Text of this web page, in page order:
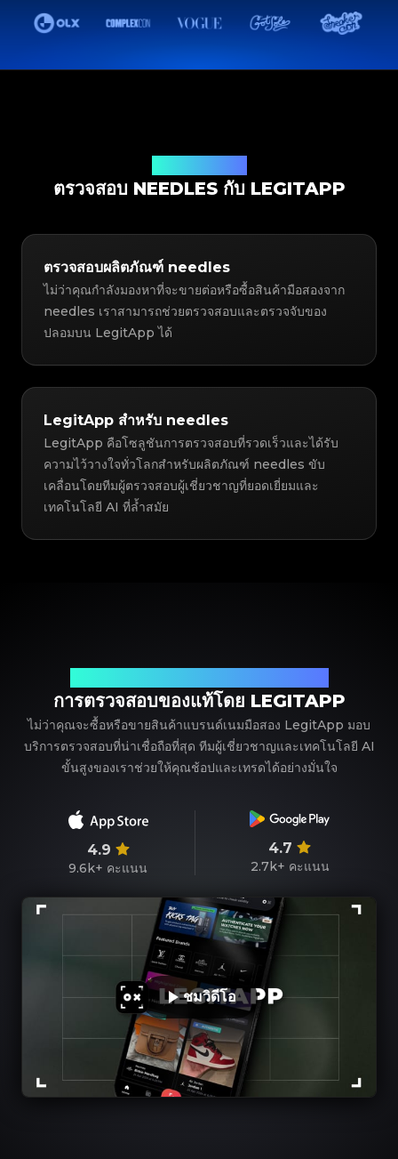
ตรวจสอบ NEEDLES กับ LEGITAPP
ตรวจสอบผลิตภัณฑ์ needles
ไม่ว่าคุณกำลังมองหาที่จะขายต่อหรือซื้อสินค้ามือสองจาก
needles เราสามารถช่วยตรวจสอบและตรวจจับของ
ปลอมบน LegitApp ได้
LegitApp สำหรับ needles
LegitApp คือโซลูชันการตรวจสอบที่รวดเร็วและได้รับ
ความไว้วางใจทั่วโลกสำหรับผลิตภัณฑ์ needles ขับ
เคลื่อนโดยทีมผู้ตรวจสอบผู้เชี่ยวชาญที่ยอดเยี่ยมและ
เทคโนโลยี AI ที่ล้ำสมัย
การตรวจสอบของแท้โดย LEGITAPP
ไม่ว่าคุณจะซื้อหรือขายสินค้าแบรนด์เนมมือสอง LegitApp มอบ
บริการตรวจสอบที่น่าเชื่อถือที่สุด ทีมผู้เชี่ยวชาญและเทคโนโลยี AI
ขั้นสูงของเราช่วยให้คุณช้อปและเทรดได้อย่างมั่นใจ
4.9
9.6k+ คะแนน
4.7
2.7k+ คะแนน
ชมวิดีโอ